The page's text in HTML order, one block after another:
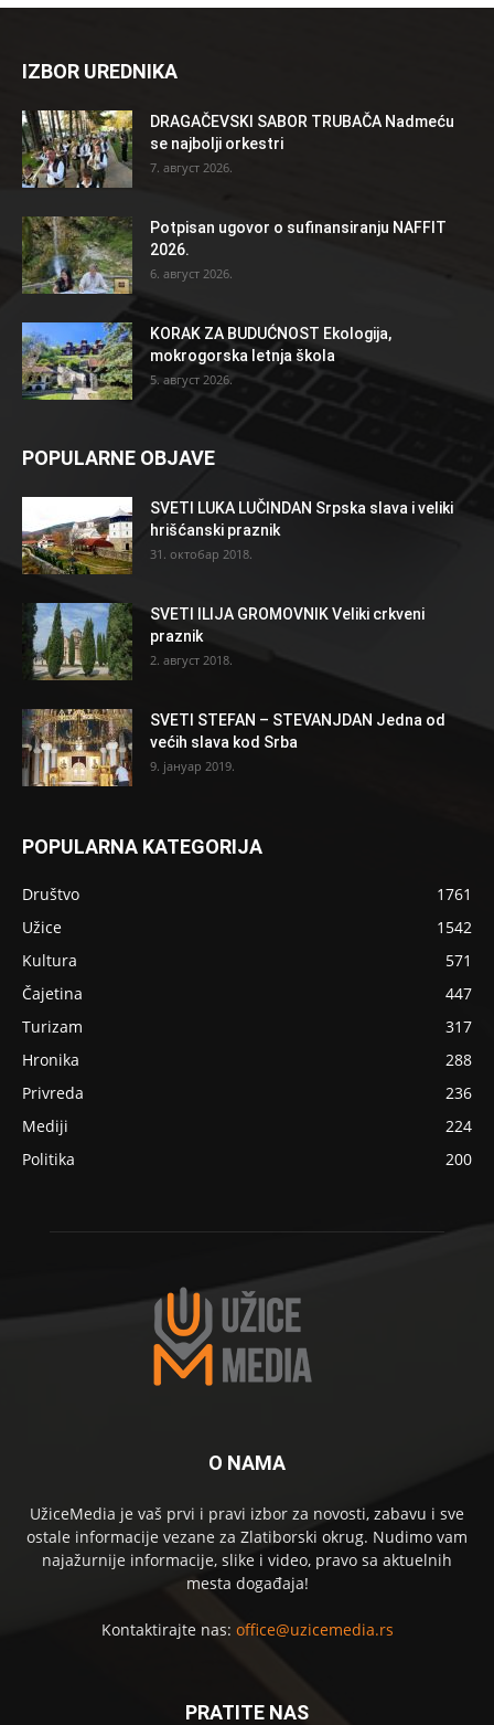
IZBOR UREDNIKA
DRAGAČEVSKI SABOR TRUBAČA Nadmeću
se najbolji orkestri
7. август 2026.
Potpisan ugovor o sufinansiranju NAFFIT
2026.
6. август 2026.
KORAK ZA BUDUĆNOST Ekologija,
mokrogorska letnja škola
5. август 2026.
POPULARNE OBJAVE
SVETI LUKA LUČINDAN Srpska slava i veliki
hrišćanski praznik
31. октобар 2018.
SVETI ILIJA GROMOVNIK Veliki crkveni
praznik
2. август 2018.
SVETI STEFAN – STEVANJDAN Jedna od
većih slava kod Srba
9. јануар 2019.
POPULARNA KATEGORIJA
Društvo
1761
Užice
1542
Kultura
571
Čajetina
447
Turizam
317
Hronika
288
Privreda
236
Mediji
224
Politika
200
O NAMA
UžiceMedia je vaš prvi i pravi izbor za novosti, zabavu i sve
ostale informacije vezane za Zlatiborski okrug. Nudimo vam
najažurnije informacije, slike i video, pravo sa aktuelnih
mesta događaja!
Kontaktirajte nas: office@uzicemedia.rs
PRATITE NAS